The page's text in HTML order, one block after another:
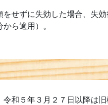
せずに失効した場合、失
ら適用）。
和５年３月２７日以降は旧